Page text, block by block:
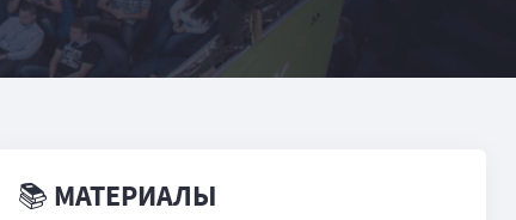
📚 МАТЕРИАЛЫ